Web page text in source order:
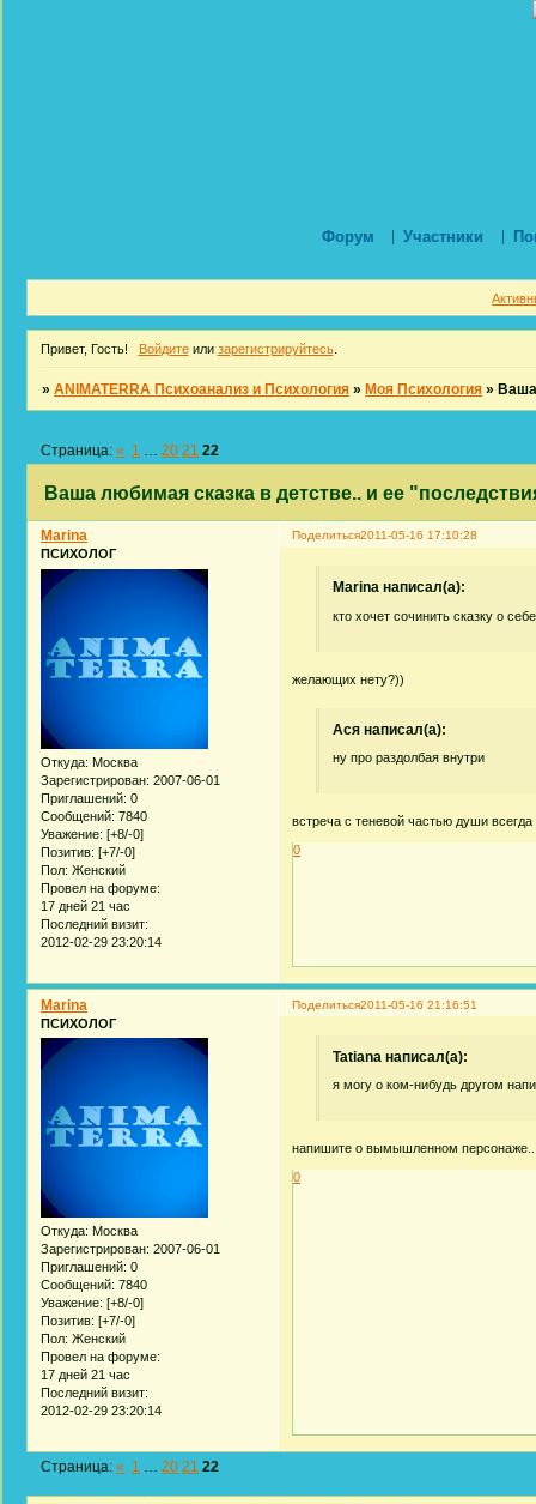
Форум Участники
Привет, Гость! Войдитеили зарегистрируйтесь.
»ANIMATERRA Психоанализ и Психология » Моя Психология »
Ваша любимая сказка в детстве.. и ее
Страница:« 1 20 21 22
Поделиться2011-05-16 17:10:28
Marina
ПСИХОЛОГ
Откуда: Москва
Зарегистрирован: 2007-06-01
Приглашений: 0
Сообщений: 7840
Уважение: [+8/-0]
Позитив: [+7/-0]
Пол: Женский
Провел на форуме:
17 дней 21 час
Последний визит:
2012-02-29 23:20:14
Marina написал(а):
кто хочет сочинить сказку о
желающих нету?))
Acя написал(а):
ну про раздолбая внутри
встреча с теневой частью души
0
Поделиться2011-05-16 21:16:51
Marina
ПСИХОЛОГ
Откуда: Москва
Зарегистрирован: 2007-06-01
Приглашений: 0
Сообщений: 7840
Уважение: [+8/-0]
Позитив: [+7/-0]
Пол: Женский
Провел на форуме:
17 дней 21 час
Последний визит:
2012-02-29 23:20:14
Tatiana написал(а):
я могу о ком-нибудь другом
напишите о вымышленном
0
Страница:« 1 … 20 21 22